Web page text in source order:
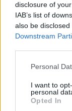
disclosure of
IAB’s list of
also be
Downstream
Please note that
not limited to
grant or deny
use your data
Personal
I want to
personal
Opted In
Ezt az érzetet
szív látható,
vérerek
lüktetnek a
vörös és fehér
vérsejtek
táncművészei